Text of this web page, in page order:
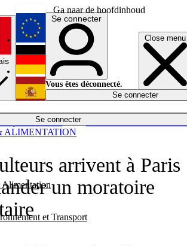
Ga naar de hoofdinhoud
Close menu
Se connecter
et Transport
Économie
English
Deutsch
Español
Se connecter
Vous êtes déconnecté.
Se connecter
arrivent à Paris
un moratoire
ALIMENTATION